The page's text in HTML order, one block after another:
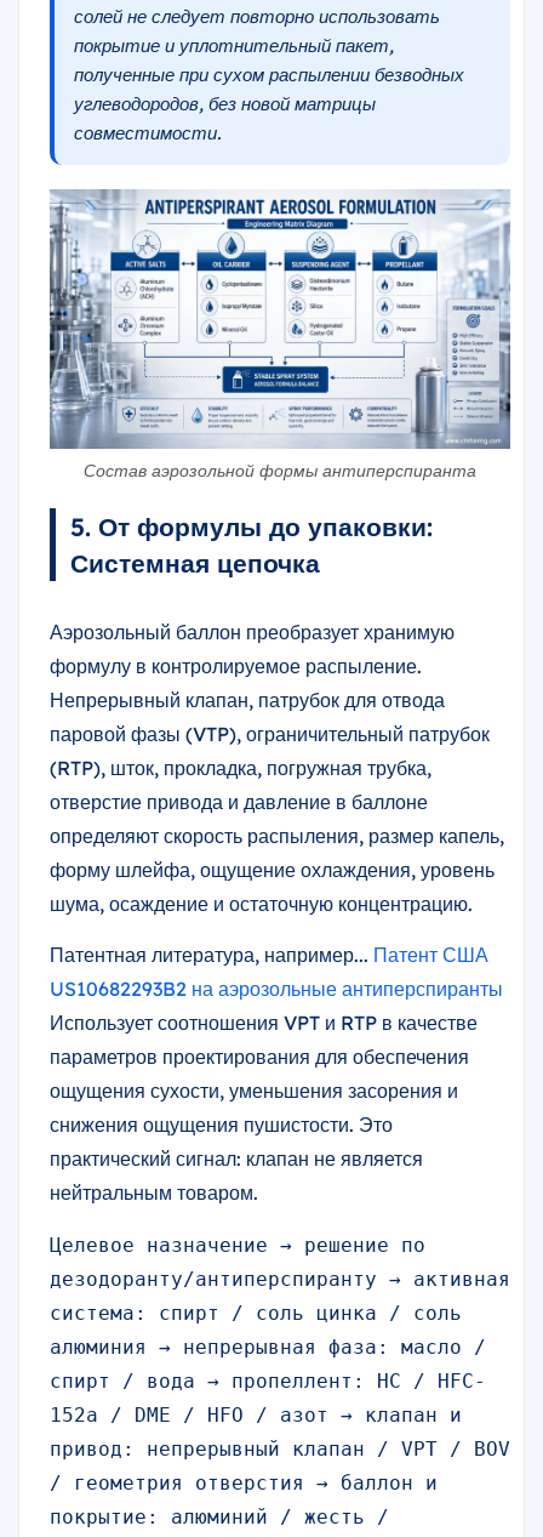
солей не следует повторно использовать
покрытие и уплотнительный пакет,
полученные при сухом распылении безводных
углеводородов, без новой матрицы
совместимости.
Состав аэрозольной формы антиперспиранта
5. От формулы до упаковки:
Системная цепочка
Аэрозольный баллон преобразует хранимую
формулу в контролируемое распыление.
Непрерывный клапан, патрубок для отвода
паровой фазы (VTP), ограничительный патрубок
(RTP), шток, прокладка, погружная трубка,
отверстие привода и давление в баллоне
определяют скорость распыления, размер капель,
форму шлейфа, ощущение охлаждения, уровень
шума, осаждение и остаточную концентрацию.
Патентная литература, например... Патент США
US10682293B2 на аэрозольные антиперспиранты
Использует соотношения VPT и RTP в качестве
параметров проектирования для обеспечения
ощущения сухости, уменьшения засорения и
снижения ощущения пушистости. Это
практический сигнал: клапан не является
нейтральным товаром.
Целевое назначение → решение по
дезодоранту/антиперспиранту → активная
система: спирт / соль цинка / соль
алюминия → непрерывная фаза: масло /
спирт / вода → пропеллент: HC / HFC-
152a / DME / HFO / азот → клапан и
привод: непрерывный клапан / VPT / BOV
/ геометрия отверстия → баллон и
покрытие: алюминий / жесть /